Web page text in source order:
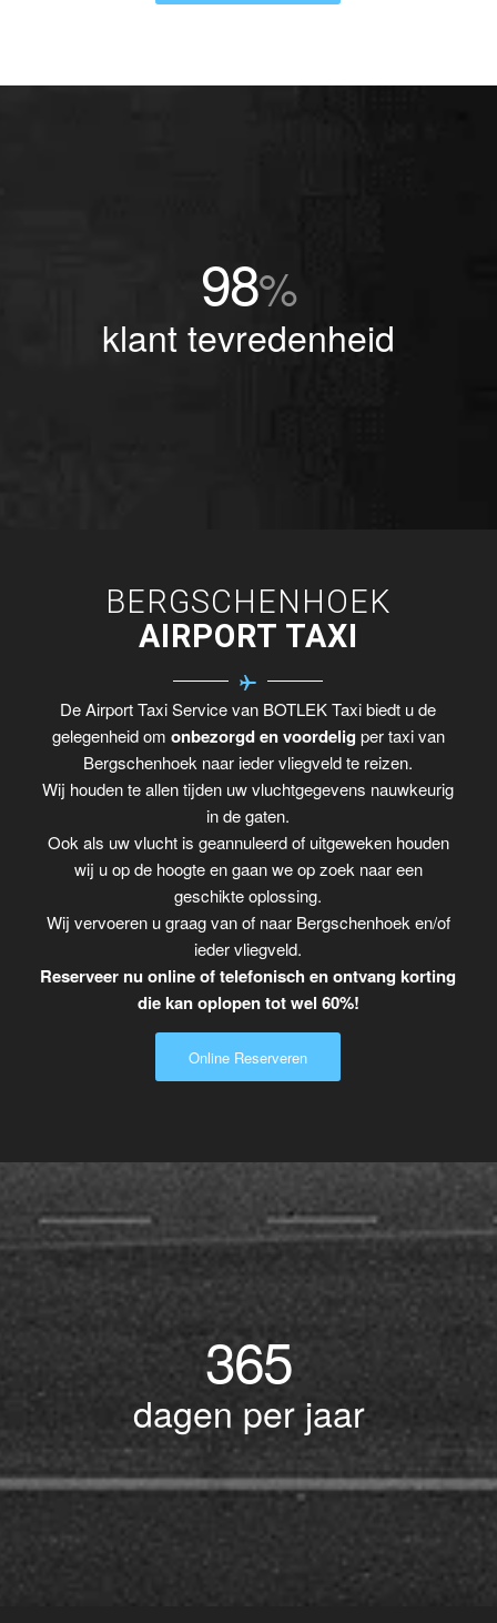
98%
klant tevredenheid
BERGSCHENHOEK
AIRPORT TAXI
De Airport Taxi Service van BOTLEK Taxi biedt u de
gelegenheid om onbezorgd en voordelig per taxi van
Bergschenhoek naar ieder vliegveld te reizen.
Wij houden te allen tijden uw vluchtgegevens nauwkeurig
in de gaten.
Ook als uw vlucht is geannuleerd of uitgeweken houden
wij u op de hoogte en gaan we op zoek naar een
geschikte oplossing.
Wij vervoeren u graag van of naar Bergschenhoek en/of
ieder vliegveld.
Reserveer nu online of telefonisch en ontvang korting
die kan oplopen tot wel 60%!
Online Reserveren
365
dagen per jaar